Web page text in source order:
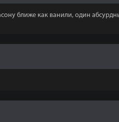
ближе как ванили, один